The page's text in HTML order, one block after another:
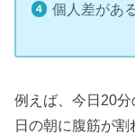
個人差があ
例えば、今日20
日の朝に腹筋が